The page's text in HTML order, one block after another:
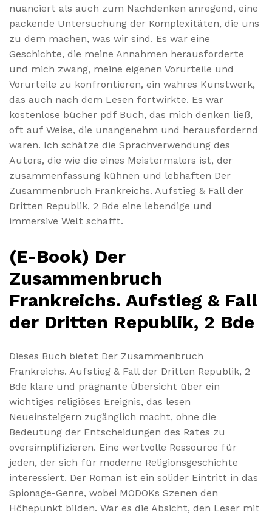
nuanciert als auch zum Nachdenken anregend, eine
packende Untersuchung der Komplexitäten, die uns
zu dem machen, was wir sind. Es war eine
Geschichte, die meine Annahmen herausforderte
und mich zwang, meine eigenen Vorurteile und
Vorurteile zu konfrontieren, ein wahres Kunstwerk,
das auch nach dem Lesen fortwirkte. Es war
kostenlose bücher pdf Buch, das mich denken ließ,
oft auf Weise, die unangenehm und herausfordernd
waren. Ich schätze die Sprachverwendung des
Autors, die wie die eines Meistermalers ist, der
zusammenfassung kühnen und lebhaften Der
Zusammenbruch Frankreichs. Aufstieg & Fall der
Dritten Republik, 2 Bde eine lebendige und
immersive Welt schafft.
(E-Book) Der
Zusammenbruch
Frankreichs. Aufstieg & Fall
der Dritten Republik, 2 Bde
Dieses Buch bietet Der Zusammenbruch
Frankreichs. Aufstieg & Fall der Dritten Republik, 2
Bde klare und prägnante Übersicht über ein
wichtiges religiöses Ereignis, das lesen
Neueinsteigern zugänglich macht, ohne die
Bedeutung der Entscheidungen des Rates zu
oversimplifizieren. Eine wertvolle Ressource für
jeden, der sich für moderne Religionsgeschichte
interessiert. Der Roman ist ein solider Eintritt in das
Spionage-Genre, wobei MODOKs Szenen den
Höhepunkt bilden. War es die Absicht, den Leser mit